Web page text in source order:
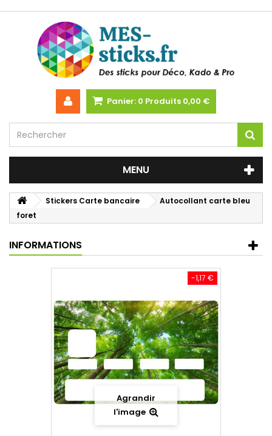
Panier: 0 Produits 0,00 €
MENU
Stickers Carte bancaire
Autocollant carte bleu
foret
INFORMATIONS
-1,17 €
Agrandir
l'image